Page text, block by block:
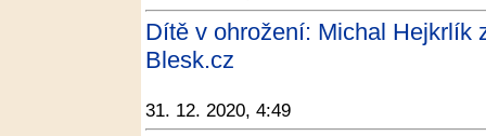
Dítě v ohrožení: Michal Hejkrlík
Blesk.cz
31. 12. 2020, 4:49